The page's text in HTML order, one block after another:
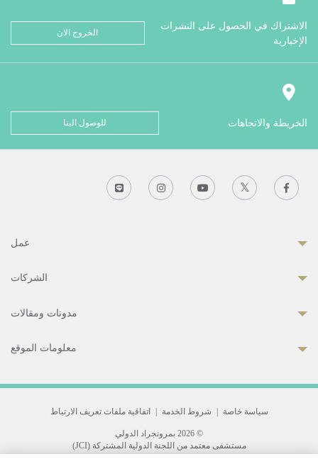
الاشتراك في الحصول على النشرات
الإخبارية
الخروج الان
الخريطة والاتجاهات للوصول الينا
عمل
الشركات
مدونات ومقالات
معلومات الموقع
سياسة خاصة شروط الخدمة اتفاقية ملفات تعريف الارتباط
© 2026 بمرونجراد الدولي
مستشفى معتمد من اللجنة الدولية المشتركة (JCI)